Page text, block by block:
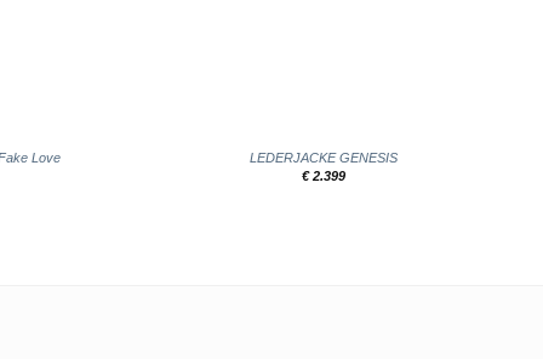
Love
LEDERJACKE GENESIS
€2.399